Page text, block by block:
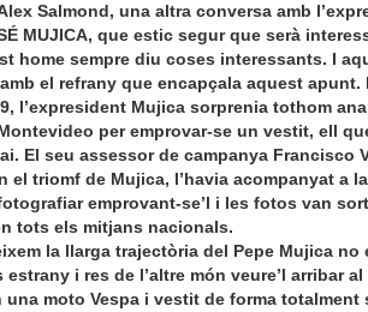
Salmond, una altra conversa amb
MUJICA, que estic segur que serà
home sempre diu coses interessants. I
el refrany que encapçala aquest apunt.
l’expresident Mujica sorprenia tothom
per emprovar-se un vestit, ell
El seu assessor de campanya Francisco
el triomf de Mujica, l’havia acompanyat a
emprovant-se’l i les fotos van
tots els mitjans nacionals.
la llarga trajectòria del Pepe Mujica no
estrany i res de l’altre món veure’l arribar al
una moto Vespa i vestit de forma totalment